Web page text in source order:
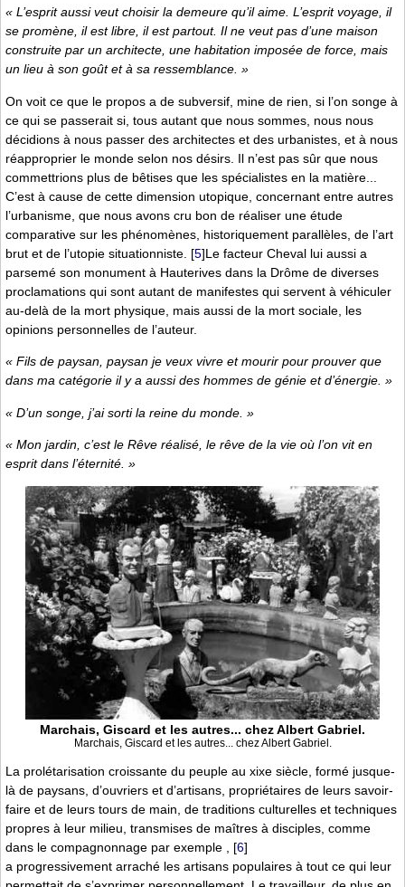
« L’esprit aussi veut choisir la demeure qu’il aime. L’esprit voyage, il
se promène, il est libre, il est partout. Il ne veut pas d’une maison
construite par un architecte, une habitation imposée de force, mais
un lieu à son goût et à sa ressemblance. »
On voit ce que le propos a de subversif, mine de rien, si l’on songe à
ce qui se passerait si, tous autant que nous sommes, nous nous
décidions à nous passer des architectes et des urbanistes, et à nous
réapproprier le monde selon nos désirs. Il n’est pas sûr que nous
commettrions plus de bêtises que les spécialistes en la matière...
C’est à cause de cette dimension utopique, concernant entre autres
l’urbanisme, que nous avons cru bon de réaliser une étude
comparative sur les phénomènes, historiquement parallèles, de l’art
brut et de l’utopie situationniste. [5]Le facteur Cheval lui aussi a
parsemé son monument à Hauterives dans la Drôme de diverses
proclamations qui sont autant de manifestes qui servent à véhiculer
au-delà de la mort physique, mais aussi de la mort sociale, les
opinions personnelles de l’auteur.
« Fils de paysan, paysan je veux vivre et mourir pour prouver que
dans ma catégorie il y a aussi des hommes de génie et d’énergie. »
« D’un songe, j’ai sorti la reine du monde. »
« Mon jardin, c’est le Rêve réalisé, le rêve de la vie où l’on vit en
esprit dans l’éternité. »
Marchais, Giscard et les autres... chez Albert Gabriel.
Marchais, Giscard et les autres... chez Albert Gabriel.
La prolétarisation croissante du peuple au xixe siècle, formé jusque-
là de paysans, d’ouvriers et d’artisans, propriétaires de leurs savoir-
faire et de leurs tours de main, de traditions culturelles et techniques
propres à leur milieu, transmises de maîtres à disciples, comme
dans le compagnonnage par exemple ,
[6]
a progressivement arraché les artisans populaires à tout ce qui leur